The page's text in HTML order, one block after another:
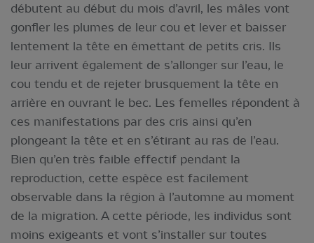
débutent au début du mois d’avril, les mâles vont
gonfler les plumes de leur cou et lever et baisser
lentement la tête en émettant de petits cris. Ils
leur arrivent également de s’allonger sur l’eau, le
cou tendu et de rejeter brusquement la tête en
arrière en ouvrant le bec. Les femelles répondent à
ces manifestations par des cris ainsi qu’en
plongeant la tête et en s’étirant au ras de l’eau.
Bien qu’en très faible effectif pendant la
reproduction, cette espèce est facilement
observable dans la région à l’automne au moment
de la migration. A cette période, les individus sont
moins exigeants et vont s’installer sur toutes